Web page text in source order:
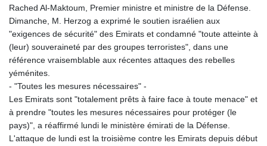
Rached Al-Maktoum, Premier ministre et ministre de la Défense.
Dimanche, M. Herzog a exprimé le soutien israélien aux
"exigences de sécurité" des Emirats et condamné "toute atteinte à
(leur) souveraineté par des groupes terroristes", dans une
référence vraisemblable aux récentes attaques des rebelles
yéménites.
- "Toutes les mesures nécessaires" -
Les Emirats sont "totalement prêts à faire face à toute menace" et
à prendre "toutes les mesures nécessaires pour protéger (le
pays)", a réaffirmé lundi le ministère émirati de la Défense.
L'attaque de lundi est la troisième contre les Emirats depuis début